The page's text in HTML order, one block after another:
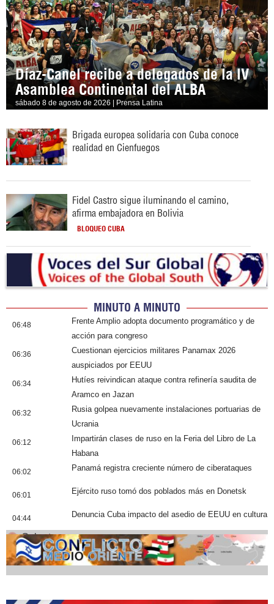
Díaz-Canel recibe a delegados de la IV
Asamblea Continental del ALBA
sábado 8 de agosto de 2026 | Prensa Latina
Brigada europea solidaria con Cuba conoce
realidad en Cienfuegos
Fidel Castro sigue iluminando el camino,
afirma embajadora en Bolivia
BLOQUEO CUBA
MINUTO A MINUTO
06:48
Frente Amplio adopta documento programático y de
acción para congreso
06:36
Cuestionan ejercicios militares Panamax 2026
auspiciados por EEUU
06:34
Hutíes reivindican ataque contra refinería saudita de
Aramco en Jazan
06:32
Rusia golpea nuevamente instalaciones portuarias de
Ucrania
06:12
Impartirán clases de ruso en la Feria del Libro de La
Habana
06:02 Panamá registra creciente número de ciberataques
06:01 Ejército ruso tomó dos poblados más en Donetsk
04:44 Denuncia Cuba impacto del asedio de EEUU en cultura
Cobertura